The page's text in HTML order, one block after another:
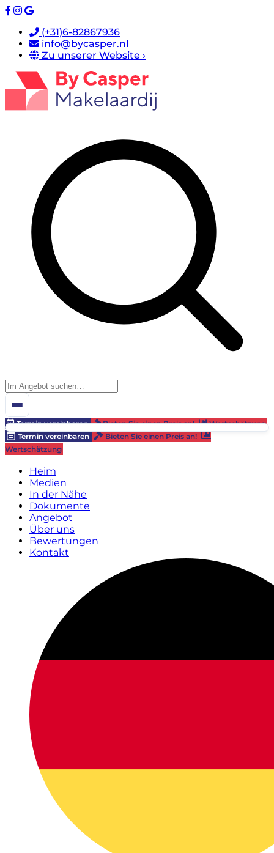
(+31)6-82867936
info@bycasper.nl
Zu unserer Website ›
Termin vereinbaren Bieten Sie einen Preis an!
Wertschätzung
Termin vereinbaren
Bieten Sie einen Preis an!
Wertschätzung
Heim
Medien
In der Nähe
Dokumente
Angebot
Über uns
Bewertungen
Kontakt